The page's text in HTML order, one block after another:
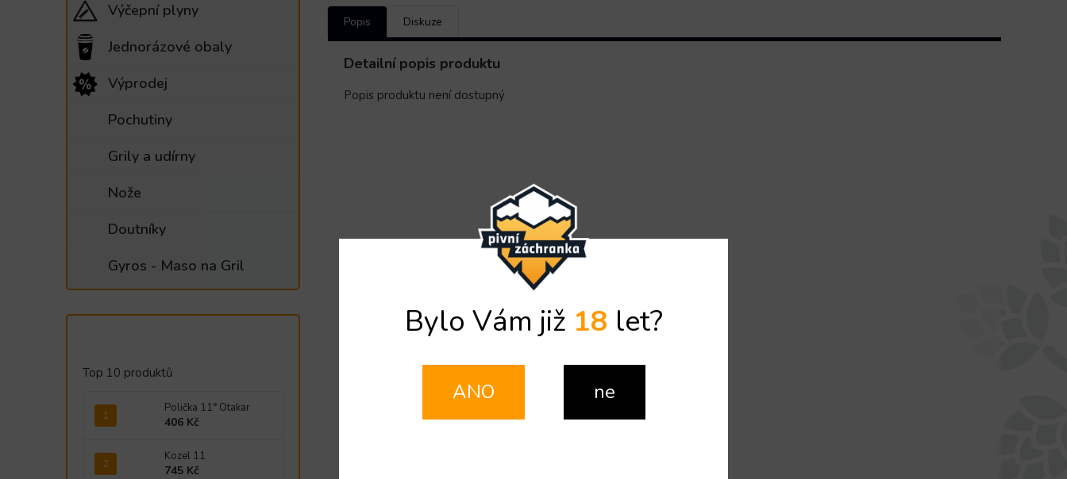
Výčepní plyny
Jednorázové obaly
Výprodej
Pochutiny
Grily a udírny
Nože
Doutníky
Gyros - Maso na Gril
Top 10 produktů
Polička 11° Otakar
406 Kč
Kozel 11
745 Kč
Popis Diskuze
Detailní popis produktu
Popis produktu není dostupný
Bylo Vám již 18 let?
ANO ne